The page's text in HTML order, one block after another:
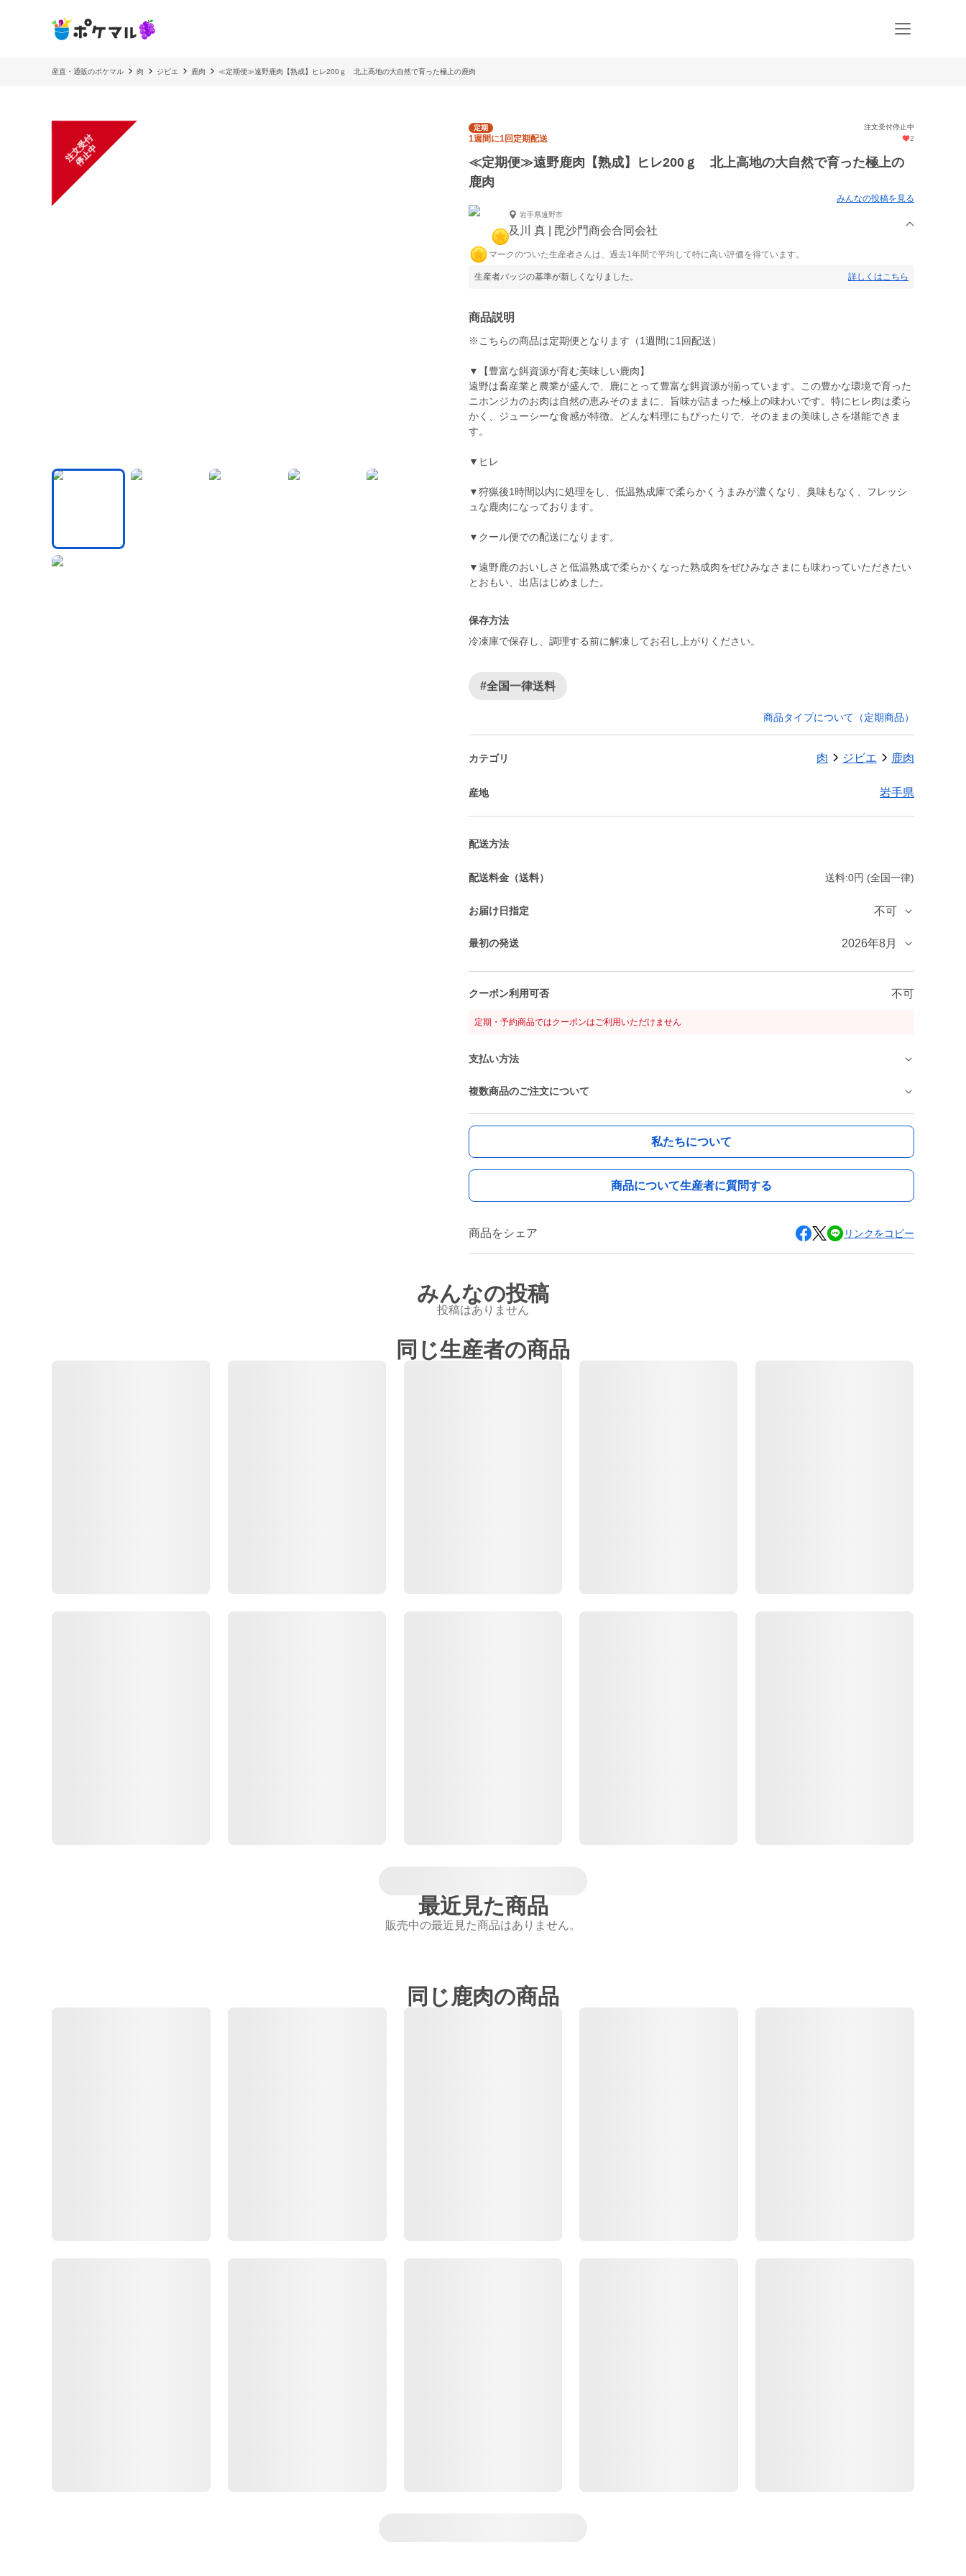
産直・通販のポケマル 肉 ジビエ 鹿肉 ≪定期便≫遠野鹿肉【熟成】ヒレ200ｇ 北上高地の大自然で育った極上の鹿肉
注
文
受
付
停
止
中
定期 注文受付停止中
1週間に1回定期配送 2
≪定期便≫遠野鹿肉【熟成】ヒレ200ｇ 北上高地の大自然で育った極上の
鹿肉
みんなの投稿を見る
岩手県遠野市
及川 真 | 毘沙門商会合同会社
マークのついた生産者さんは、過去1年間で平均して特に高い評価を得ています。
生産者バッジの基準が新しくなりました。 詳しくはこちら
商品説明
※こちらの商品は定期便となります（1週間に1回配送）
▼【豊富な餌資源が育む美味しい鹿肉】
遠野は畜産業と農業が盛んで、鹿にとって豊富な餌資源が揃っています。この豊かな環境で育った
ニホンジカのお肉は自然の恵みそのままに、旨味が詰まった極上の味わいです。特にヒレ肉は柔ら
かく、ジューシーな食感が特徴。どんな料理にもぴったりで、そのままの美味しさを堪能できま
す。
▼ヒレ
▼狩猟後1時間以内に処理をし、低温熟成庫で柔らかくうまみが濃くなり、臭味もなく、フレッシ
ュな鹿肉になっております。
▼クール便での配送になります。
▼遠野鹿のおいしさと低温熟成で柔らかくなった熟成肉をぜひみなさまにも味わっていただきたい
保存方法
冷凍庫で保存し、調理する前に解凍してお召し上がりください。
#全国一律送料
商品タイプについて（定期商品）
カテゴリ 肉 ジビエ 鹿肉
産地 岩手県
配送方法
配送料金（送料） 送料:0円 (全国一律)
お届け日指定 不可
最初の発送 2026年8月
クーポン利用可否 不可
定期・予約商品ではクーポンはご利用いただけません
支払い方法
複数商品のご注文について
私たちについて
商品について生産者に質問する
商品をシェア リンクをコピー
みんなの投稿
投稿はありません
同じ生産者の商品
最近見た商品
販売中の最近見た商品はありません。
同じ鹿肉の商品